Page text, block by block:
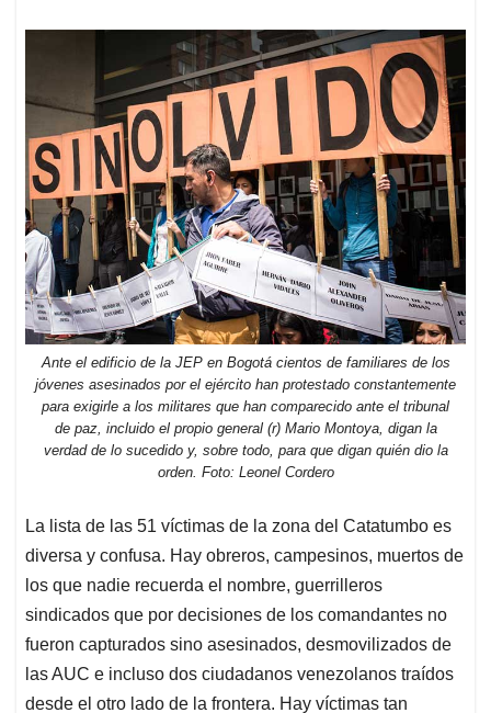
Ante el edificio de la JEP en Bogotá cientos de familiares de los
jóvenes asesinados por el ejército han protestado constantemente
para exigirle a los militares que han comparecido ante el tribunal
de paz, incluido el propio general (r) Mario Montoya, digan la
verdad de lo sucedido y, sobre todo, para que digan quién dio la
orden. Foto: Leonel Cordero
La lista de las 51 víctimas de la zona del Catatumbo es
diversa y confusa. Hay obreros, campesinos, muertos de
los que nadie recuerda el nombre, guerrilleros
sindicados que por decisiones de los comandantes no
fueron capturados sino asesinados, desmovilizados de
las AUC e incluso dos ciudadanos venezolanos traídos
desde el otro lado de la frontera. Hay víctimas tan